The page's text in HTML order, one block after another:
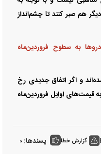
هم صبر کنند تا چشم‌انداز
به سطوح فروردین‌ماه
و اگر اتفاق جدیدی رخ
تا ۱۰ روز آینده به قیمت‌های اوایل فروردین‌ماه
گزارش خطا پسندها: 0